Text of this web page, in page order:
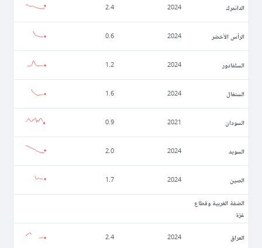
الدانمرك 2024
2.4
الرأس الأخضر 2024
0.6
السلفادور 2024
1.2
السنغال 2024
1.6
السودان 2021
0.9
السويد 2024
2.0
الصين 2024
1.7
الضفة الغربية وقطاع
غزة
العراق 2024
2.4